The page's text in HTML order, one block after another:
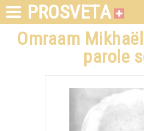
PROSVETA
Omraam
parole